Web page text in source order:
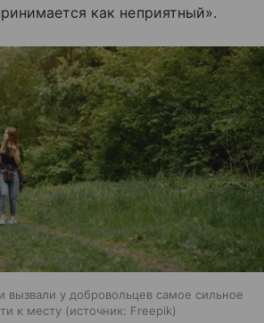
как неприятный».
вызвали у добровольцев самое сильное
к месту
источник: Freepik